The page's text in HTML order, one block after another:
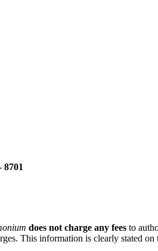
8701
does not charge any fees to
This information is clearly stated